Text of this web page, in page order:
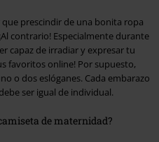
prescindir de una bonita ropa
contrario! Especialmente durante
capaz de irradiar y expresar tu
favoritos online! Por supuesto,
o dos eslóganes. Cada embarazo
ser igual de individual.
de maternidad?